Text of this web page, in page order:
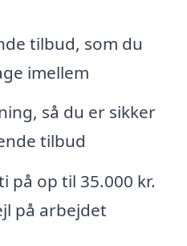
tilbud, som du
imellem
så du er sikker
tilbud
på op til 35.000 kr.
på arbejdet